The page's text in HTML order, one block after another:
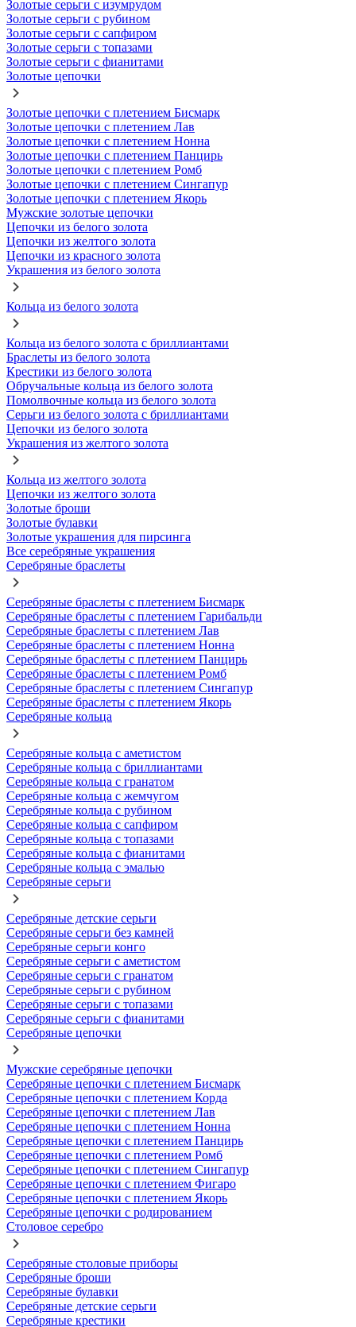
Золотые серьги с изумрудом
Золотые серьги с рубином
Золотые серьги с сапфиром
Золотые серьги с топазами
Золотые серьги с фианитами
Золотые цепочки
Золотые цепочки с плетением Бисмарк
Золотые цепочки с плетением Лав
Золотые цепочки с плетением Нонна
Золотые цепочки с плетением Панцирь
Золотые цепочки с плетением Ромб
Золотые цепочки с плетением Сингапур
Золотые цепочки с плетением Якорь
Мужские золотые цепочки
Цепочки из белого золота
Цепочки из желтого золота
Цепочки из красного золота
Украшения из белого золота
Кольца из белого золота
Кольца из белого золота с бриллиантами
Браслеты из белого золота
Крестики из белого золота
Обручальные кольца из белого золота
Помолвочные кольца из белого золота
Серьги из белого золота с бриллиантами
Цепочки из белого золота
Украшения из желтого золота
Кольца из желтого золота
Цепочки из желтого золота
Золотые броши
Золотые булавки
Золотые украшения для пирсинга
Все серебряные украшения
Серебряные браслеты
Серебряные браслеты с плетением Бисмарк
Серебряные браслеты с плетением Гарибальди
Серебряные браслеты с плетением Лав
Серебряные браслеты с плетением Нонна
Серебряные браслеты с плетением Панцирь
Серебряные браслеты с плетением Ромб
Серебряные браслеты с плетением Сингапур
Серебряные браслеты с плетением Якорь
Серебряные кольца
Серебряные кольца с аметистом
Серебряные кольца с бриллиантами
Серебряные кольца с гранатом
Серебряные кольца с жемчугом
Серебряные кольца с рубином
Серебряные кольца с сапфиром
Серебряные кольца с топазами
Серебряные кольца с фианитами
Серебряные кольца с эмалью
Серебряные серьги
Серебряные детские серьги
Серебряные серьги без камней
Серебряные серьги конго
Серебряные серьги с аметистом
Серебряные серьги с гранатом
Серебряные серьги с рубином
Серебряные серьги с топазами
Серебряные серьги с фианитами
Серебряные цепочки
Мужские серебряные цепочки
Серебряные цепочки с плетением Бисмарк
Серебряные цепочки с плетением Корда
Серебряные цепочки с плетением Лав
Серебряные цепочки с плетением Нонна
Серебряные цепочки с плетением Панцирь
Серебряные цепочки с плетением Ромб
Серебряные цепочки с плетением Сингапур
Серебряные цепочки с плетением Фигаро
Серебряные цепочки с плетением Якорь
Серебряные цепочки с родированием
Столовое серебро
Серебряные столовые приборы
Серебряные броши
Серебряные булавки
Серебряные детские серьги
Серебряные крестики